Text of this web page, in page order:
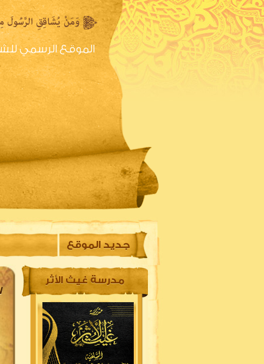
الموقع الرسمي
الصفحه الرئيسية
جديد الموقع
37 ||
مدرسة غيث الأثر